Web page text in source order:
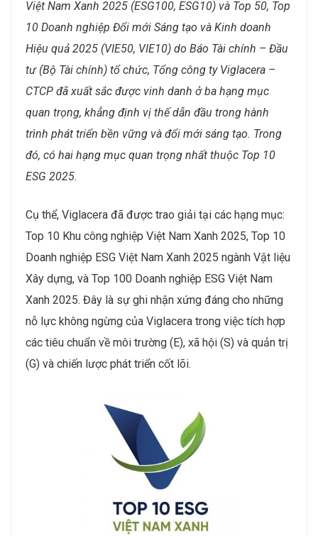
Việt Nam Xanh 2025 (ESG100, ESG10) và Top 50, Top
10 Doanh nghiệp Đổi mới Sáng tạo và Kinh doanh
Hiệu quả 2025 (VIE50, VIE10) do Báo Tài chính – Đầu
tư (Bộ Tài chính) tổ chức, Tổng công ty Viglacera –
CTCP đã xuất sắc được vinh danh ở ba hạng mục
quan trọng, khẳng định vị thế dẫn đầu trong hành
trình phát triển bền vững và đổi mới sáng tạo. Trong
đó, có hai hạng mục quan trọng nhất thuộc Top 10
ESG 2025.
Cụ thể, Viglacera đã được trao giải tại các hạng mục:
Top 10 Khu công nghiệp Việt Nam Xanh 2025, Top 10
Doanh nghiệp ESG Việt Nam Xanh 2025 ngành Vật liệu
Xây dựng, và Top 100 Doanh nghiệp ESG Việt Nam
Xanh 2025. Đây là sự ghi nhận xứng đáng cho những
nỗ lực không ngừng của Viglacera trong việc tích hợp
các tiêu chuẩn về môi trường (E), xã hội (S) và quản trị
(G) và chiến lược phát triển cốt lõi.